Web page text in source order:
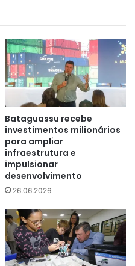
Bataguassu recebe
investimentos milionários
para ampliar
infraestrutura e
impulsionar
desenvolvimento
26.06.2026